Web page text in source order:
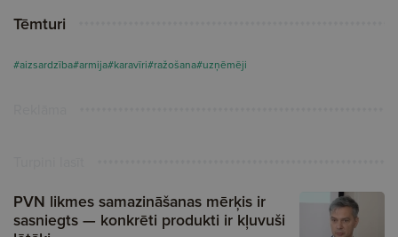
Tēmturi
#aizsardzība#armija#karavīri#ražošana#uzņēmēji
PVN likmes samazināšanas mērķis ir
sasniegts — konkrēti produkti ir kļuvuši